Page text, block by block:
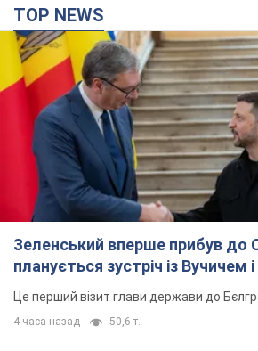
TOP NEWS
Зеленський вперше прибув до
планується зустріч із Вучичем
Це перший візит глави держави до
4 часа назад 50,6 т.